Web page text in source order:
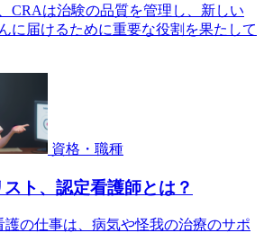
CRAは治験の品質を管理し、新しい
に届けるために重要な役割を果たして
資格・職種
ト、認定看護師とは？
の仕事は、病気や怪我の治療のサポ